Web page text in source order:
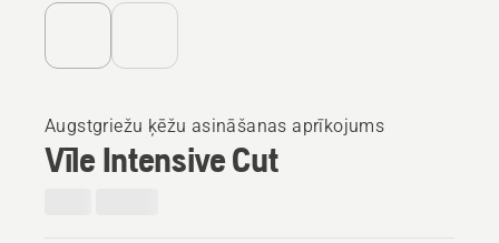
Augstgriežu ķēžu asināšanas aprīkojums
Vīle Intensive Cut